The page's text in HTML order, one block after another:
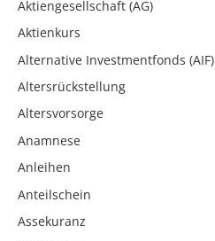
Aktiengesellschaft (AG)
Aktienkurs
Alternative Investmentfonds (AIF)
Altersrückstellung
Altersvorsorge
Anamnese
Anleihen
Anteilschein
Assekuranz